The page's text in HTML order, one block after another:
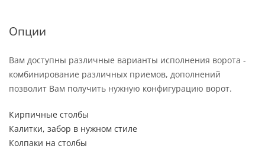
Опции
Вам доступны различные варианты исполнения ворота -
комбинирование различных приемов, дополнений
позволит Вам получить нужную конфигурацию ворот.
Кирпичные столбы
Калитки, забор в нужном стиле
Колпаки на столбы